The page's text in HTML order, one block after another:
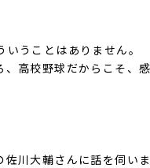
うことはありません。
高校野球だからこそ、
川大輔さんに話を伺いま